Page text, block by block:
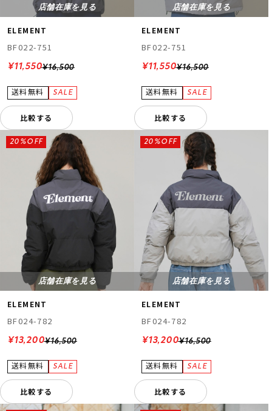
店舗在庫を見る
ELEMENT
BF022-751
¥16,500
¥11,550
比較する
店舗在庫を見る
ELEMENT
BF022-751
¥16,500
¥11,550
比較する
店舗在庫を見る
ELEMENT
BF024-782
¥16,500
20%OFF
¥13,200
比較する
店舗在庫を見る
ELEMENT
BF024-782
¥16,500
20%OFF
¥13,200
比較する